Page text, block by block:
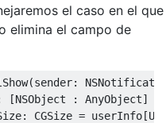
el caso en el que
elimina el campo de
(sender:
[NSObject : AnyObject]
: CGSize = userInfo[